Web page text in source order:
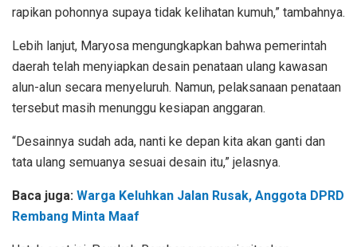
rapikan pohonnya supaya tidak kelihatan kumuh,” tambahnya.
Lebih lanjut, Maryosa mengungkapkan bahwa pemerintah
daerah telah menyiapkan desain penataan ulang kawasan
alun-alun secara menyeluruh. Namun, pelaksanaan penataan
tersebut masih menunggu kesiapan anggaran.
“Desainnya sudah ada, nanti ke depan kita akan ganti dan
tata ulang semuanya sesuai desain itu,” jelasnya.
Baca juga: Warga Keluhkan Jalan Rusak, Anggota DPRD
Rembang Minta Maaf